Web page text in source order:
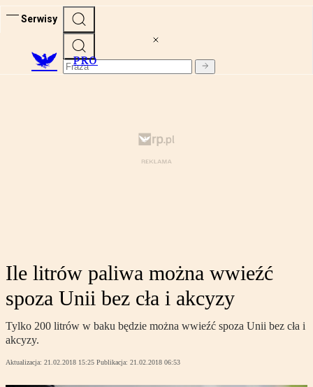
Serwisy
PRO
Ile litrów paliwa można wwieźć
spoza Unii bez cła i akcyzy
Tylko 200 litrów w baku będzie można wwieźć spoza Unii bez cła i
akcyzy.
Aktualizacja: 21.02.2018 15:25 Publikacja: 21.02.2018 06:53